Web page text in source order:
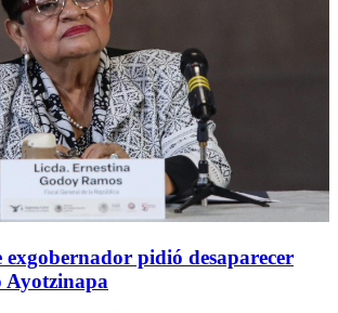
exgobernador pidió desaparecer
Ayotzinapa